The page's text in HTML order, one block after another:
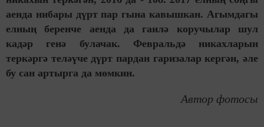
аенда нибары дүрт пар гына кавышкан. Агымдагы
елның беренче аенда да гаилә коручылар шул
кадәр генә булачак. Февральдә никахларын
теркәргә теләүче дүрт пардан гаризалар кергән, әле
бу сан артырга да мөмкин.
Автор фотосы